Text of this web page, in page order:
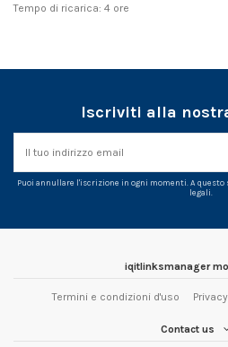
Tempo di ricarica: 4 ore
Iscriviti alla
Puoi annullare l'iscrizione in ogni momenti. A questo
legali.
iqitlinksmanager
Termini e condizioni d'uso
Contact us